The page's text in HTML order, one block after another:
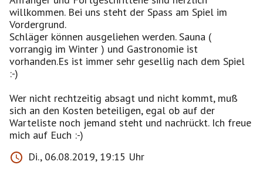
willkommen. Bei uns steht der Spass am Spiel im
Vordergrund.
Schläger können ausgeliehen werden. Sauna (
vorrangig im Winter ) und Gastronomie ist
vorhanden.Es ist immer sehr gesellig nach dem Spiel
:-)
Wer nicht rechtzeitig absagt und nicht kommt, muß
sich an den Kosten beteiligen, egal ob auf der
Warteliste noch jemand steht und nachrückt. Ich freue
mich auf Euch :-)
Di., 06.08.2019, 19:15 Uhr